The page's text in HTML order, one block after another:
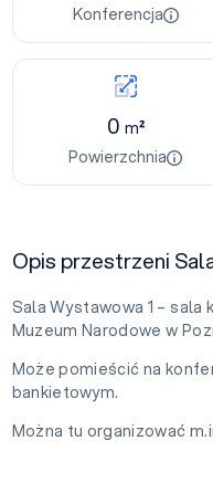
Konferencja
0 m²
Powierzchnia
Opis przestrzeni
Sala Wystawowa 1 – sala
Muzeum Narodowe w
Może pomieścić na
bankietowym.
Można tu organizować